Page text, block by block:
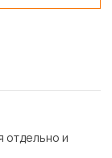
отдельно и